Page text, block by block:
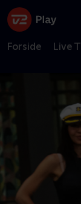
Forside Live